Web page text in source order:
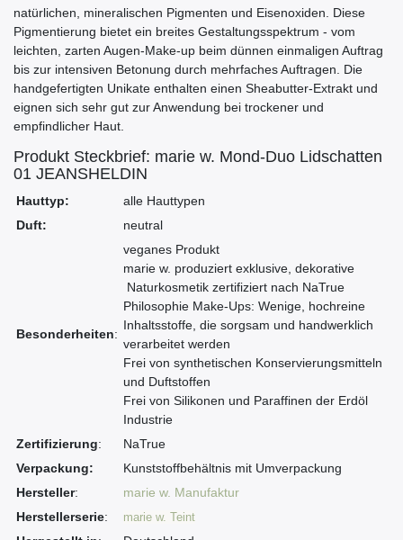
natürlichen, mineralischen Pigmenten und Eisenoxiden. Diese
Pigmentierung bietet ein breites Gestaltungsspektrum - vom
leichten, zarten Augen-Make-up beim dünnen einmaligen Auftrag
bis zur intensiven Betonung durch mehrfaches Auftragen. Die
handgefertigten Unikate enthalten einen Sheabutter-Extrakt und
eignen sich sehr gut zur Anwendung bei trockener und
empfindlicher Haut.
Produkt Steckbrief: marie w. Mond-Duo Lidschatten
01 JEANSHELDIN
Hauttyp:
alle Hauttypen
Duft:
neutral
Besonderheiten:
veganes Produkt
marie w. produziert exklusive, dekorative
Naturkosmetik zertifiziert nach NaTrue
Philosophie Make-Ups: Wenige, hochreine
Inhaltsstoffe, die sorgsam und handwerklich
verarbeitet werden
Frei von synthetischen Konservierungsmitteln
und Duftstoffen
Frei von Silikonen und Paraffinen der Erdöl
Industrie
Zertifizierung:
NaTrue
Verpackung:
Kunststoffbehältnis mit Umverpackung
Hersteller:
marie w. Manufaktur
Herstellerserie: marie w. Teint